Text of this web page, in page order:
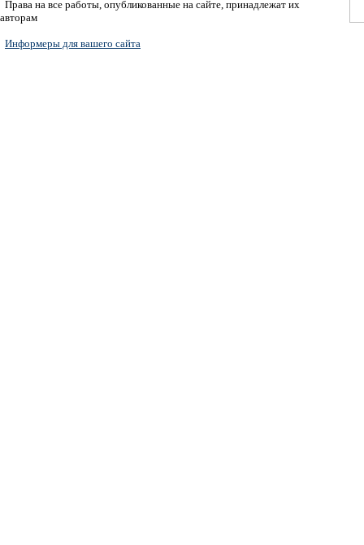
Права на все работы, опубликованные на сайте, принадлежат их
авторам
Информеры для вашего сайта